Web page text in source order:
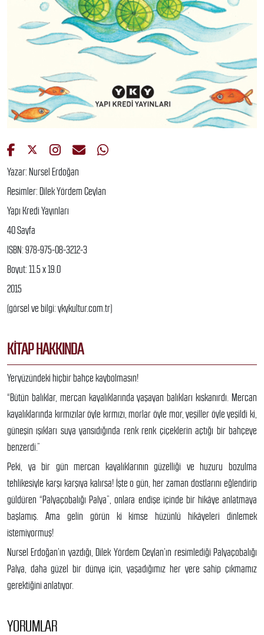
Yazar: Nursel Erdoğan
Resimler: Dilek Yördem Ceylan
Yapı Kredi Yayınları
40 Sayfa
ISBN: 978-975-08-3212-3
Boyut: 11.5 x 19.0
2015
(görsel ve bilgi: ykykultur.com.tr)
KITAP HAKKINDA
Yeryüzündeki hiçbir bahçe kaybolmasın!
“Bütün balıklar, mercan kayalıklarında yaşayan balıkları kıskanırdı. Mercan
kayalıklarında kırmızılar öyle kırmızı, morlar öyle mor, yeşiller öyle yeşildi ki,
güneşin ışıkları suya yansıdığında renk renk çiçeklerin açtığı bir bahçeye
benzerdi.”
Peki, ya bir gün mercan kayalıklarının güzelliği ve huzuru bozulma
tehlikesiyle karşı karşıya kalırsa! İşte o gün, her zaman dostlarını eğlendirip
güldüren “Palyaçobalığı Palya”, onlara endişe içinde bir hikâye anlatmaya
başlamış. Ama gelin görün ki kimse hüzünlü hikâyeleri dinlemek
istemiyormuş!
Nursel Erdoğan’ın yazdığı, Dilek Yördem Ceylan’ın resimlediği Palyaçobalığı
Palya, daha güzel bir dünya için, yaşadığımız her yere sahip çıkmamız
gerektiğini anlatıyor.
YORUMLAR